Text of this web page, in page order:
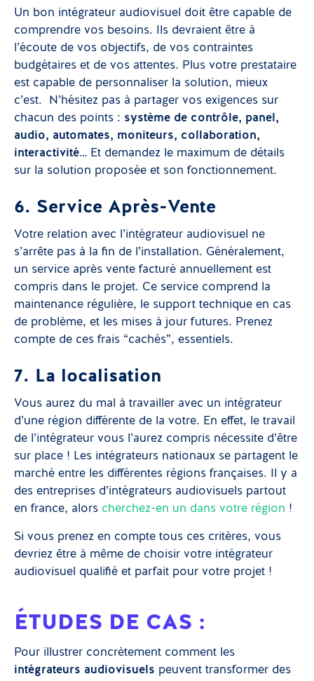
Un bon intégrateur audiovisuel doit être capable de
comprendre vos besoins. Ils devraient être à
l’écoute de vos objectifs, de vos contraintes
budgétaires et de vos attentes. Plus votre prestataire
est capable de personnaliser la solution, mieux
c’est. N’hésitez pas à partager vos exigences sur
chacun des points : système de contrôle, panel,
audio, automates, moniteurs, collaboration,
interactivité… Et demandez le maximum de détails
sur la solution proposée et son fonctionnement.
6. Service Après-Vente
Votre relation avec l’intégrateur audiovisuel ne
s’arrête pas à la fin de l’installation. Généralement,
un service après vente facturé annuellement est
compris dans le projet. Ce service comprend la
maintenance régulière, le support technique en cas
de problème, et les mises à jour futures. Prenez
compte de ces frais “cachés”, essentiels.
7. La localisation
Vous aurez du mal à travailler avec un intégrateur
d’une région différente de la votre. En effet, le travail
de l’intégrateur vous l’aurez compris nécessite d’être
sur place ! Les intégrateurs nationaux se partagent le
marché entre les différentes régions françaises. Il y a
des entreprises d’intégrateurs audiovisuels partout
en france, alors cherchez-en un dans votre région !
Si vous prenez en compte tous ces critères, vous
devriez être à même de choisir votre intégrateur
audiovisuel qualifié et parfait pour votre projet !
ÉTUDES DE CAS :
Pour illustrer concrètement comment les
intégrateurs audiovisuels peuvent transformer des